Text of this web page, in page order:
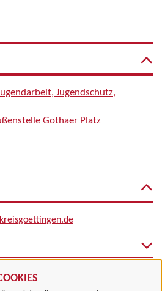
Jugendschutz,
Gothaer Platz